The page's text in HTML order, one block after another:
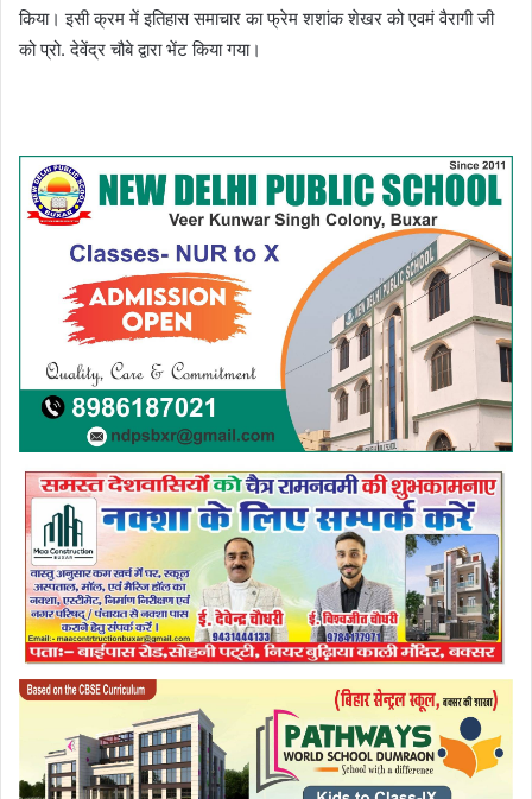
किया। इसी क्रम में इतिहास समाचार का फ्रेम शशांक शेखर को एवमं वैरागी जी
को प्रो. देवेंद्र चौबे द्वारा भेंट किया गया।